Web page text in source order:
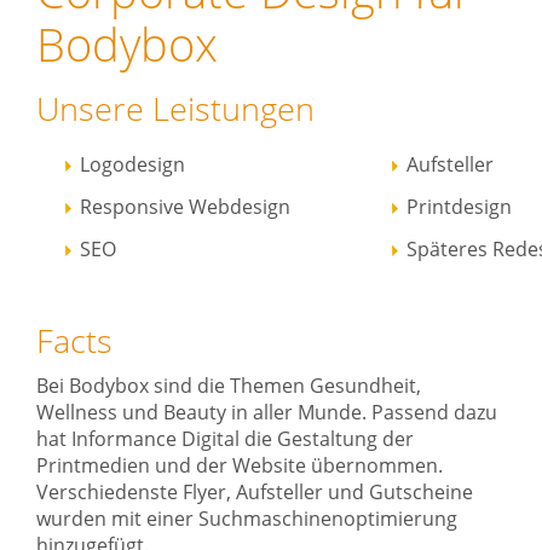
Bodybox
Unsere Leistungen
Logodesign
Responsive Webdesign
SEO
Aufsteller
Printdesign
Späteres
Facts
Bei Bodybox sind die Themen Gesundheit,
Wellness und Beauty in aller Munde. Passend dazu
hat Informance Digital die Gestaltung der
Printmedien und der Website übernommen.
Verschiedenste Flyer, Aufsteller und Gutscheine
wurden mit einer Suchmaschinenoptimierung